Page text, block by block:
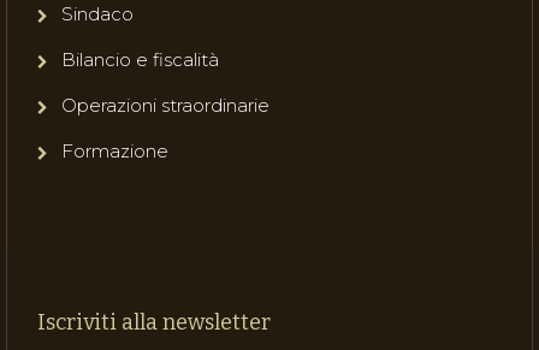
Sindaco
Bilancio e fiscalità
Operazioni straordinarie
Formazione
Iscriviti alla newsletter